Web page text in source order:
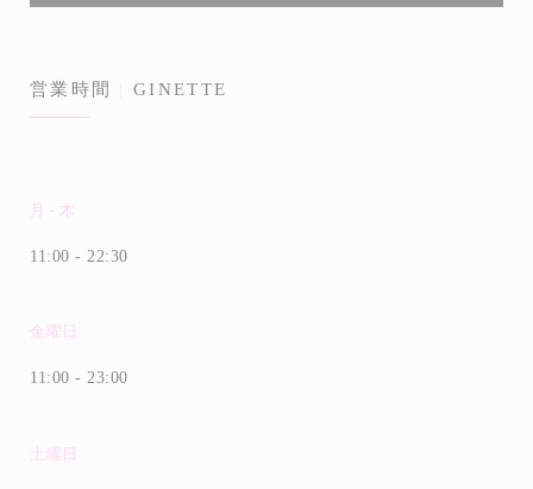
営業時間 GINETTE
月 - 木
11:00 - 22:30
金曜日
11:00 - 23:00
土曜日